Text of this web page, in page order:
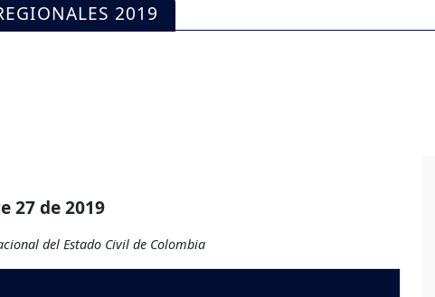
2019
27 de 2019
del Estado Civil de Colombia